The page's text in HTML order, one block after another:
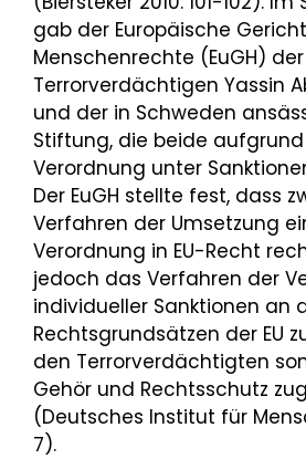
gab der Europäische
Menschenrechte (EuGH)
Terrorverdächtigen Yassin
und der in Schweden
Stiftung, die beide aufgrund
Verordnung unter
Der EuGH stellte fest, dass
Verfahren der Umsetzung
Verordnung in EU-Recht
jedoch das Verfahren der
individueller Sanktionen an
Rechtsgrundsätzen der EU
den Terrorverdächtigten
Gehör und Rechtsschutz
(Deutsches Institut für
7).